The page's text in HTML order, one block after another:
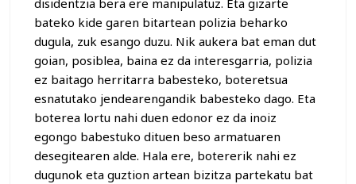
bateko kide garen bitartean polizia beharko
dugula, zuk esango duzu. Nik aukera bat eman dut
goian, posiblea, baina ez da interesgarria, polizia
ez baitago herritarra babesteko, boteretsua
esnatutako jendearengandik babesteko dago. Eta
boterea lortu nahi duen edonor ez da inoiz
egongo babestuko dituen beso armatuaren
desegitearen alde. Hala ere, botererik nahi ez
dugunok eta guztion artean bizitza partekatu bat